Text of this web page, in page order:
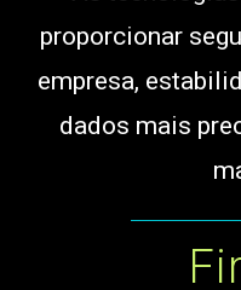
proporcionar
empresa,
dados mais